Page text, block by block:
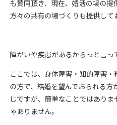
も賛同頂き、現在、婚活の場の
方々の共有の場づくりも提供して
障がいや疾患があるからっと言っ
ここでは、身体障害・知的障害
の方で、結婚を望んでおられる
じですが、簡単なことではあり
ゃありません。